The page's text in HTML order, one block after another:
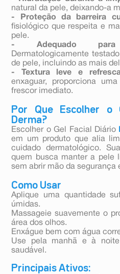
natural da pele, deixando-a
- Proteção da barreira
fisiológico que respeita e
pele.
- Adequado para
Dermatologicamente
de pele, incluindo as mais
- Textura leve e
enxaguar, proporciona
frescor imediato.
Por Que Escolher o
Derma?
Escolher o Gel Facial Diário
em um produto que alia
cuidado dermatológico.
quem busca manter a pele
sem abrir mão da segurança
Como Usar
Aplique uma quantidade
úmidas.
Massageie suavemente o
área dos olhos.
Enxágue bem com água
Use pela manhã e à
saudável.
Principais Ativos: